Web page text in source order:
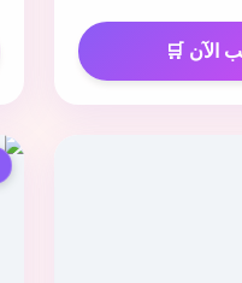
الآن 🛒